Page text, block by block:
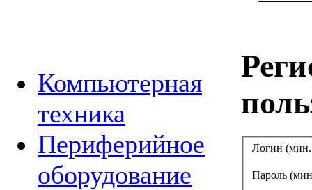
Компьютерная
техника
Периферийное
оборудование
Логин
Пароль